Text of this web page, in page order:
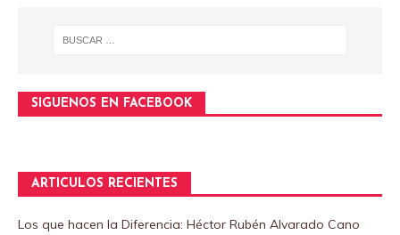
SIGUENOS EN FACEBOOK
ARTICULOS RECIENTES
Los que hacen la Diferencia: Héctor Rubén Alvarado Cano